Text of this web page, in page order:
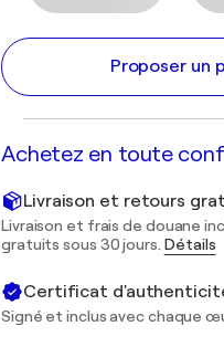
Proposer un
Achetez en toute
Livraison et retours
Livraison et frais de douane
gratuits sous 30 jours. Détails
Certificat
Signé et inclus avec chaque